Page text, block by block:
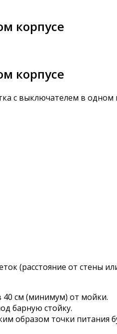
корпусе
корпусе
(расстояние от стены
40 см (минимум) от мойки.
барную стойку.
образом точки питания